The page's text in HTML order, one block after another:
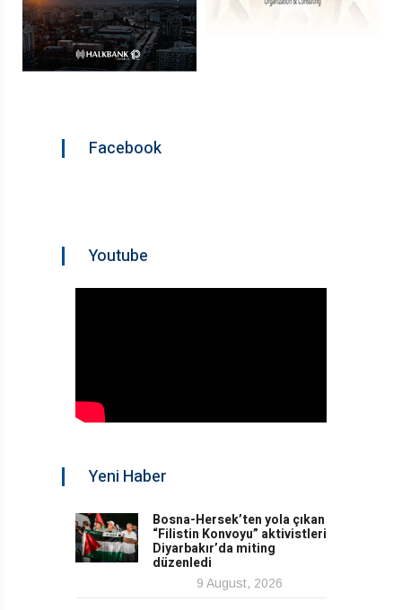
Facebook
Youtube
Yeni Haber
Bosna-Hersek’ten yola çıkan
“Filistin Konvoyu” aktivistleri
Diyarbakır’da miting
düzenledi
9 August, 2026